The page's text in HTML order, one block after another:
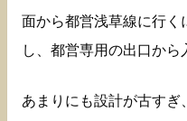
面から都営浅草線に行く
し、都営専用の出口から
あまりにも設計が古すぎ